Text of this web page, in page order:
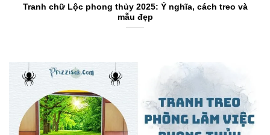
Tranh chữ Lộc phong thủy 2025: Ý nghĩa, cách treo và
mẫu đẹp